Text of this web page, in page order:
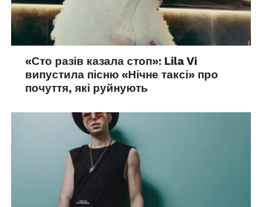
«Сто разів казала стоп»: Lila Vi
випустила пісню «Нічне таксі» про
почуття, які руйнують